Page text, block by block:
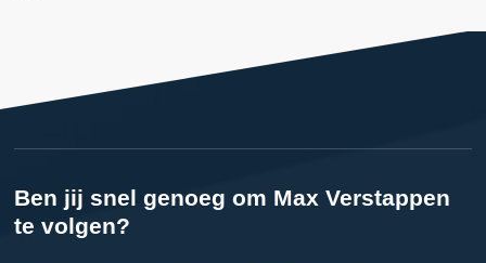
Ben jij snel genoeg om Max Verstappen
te volgen?